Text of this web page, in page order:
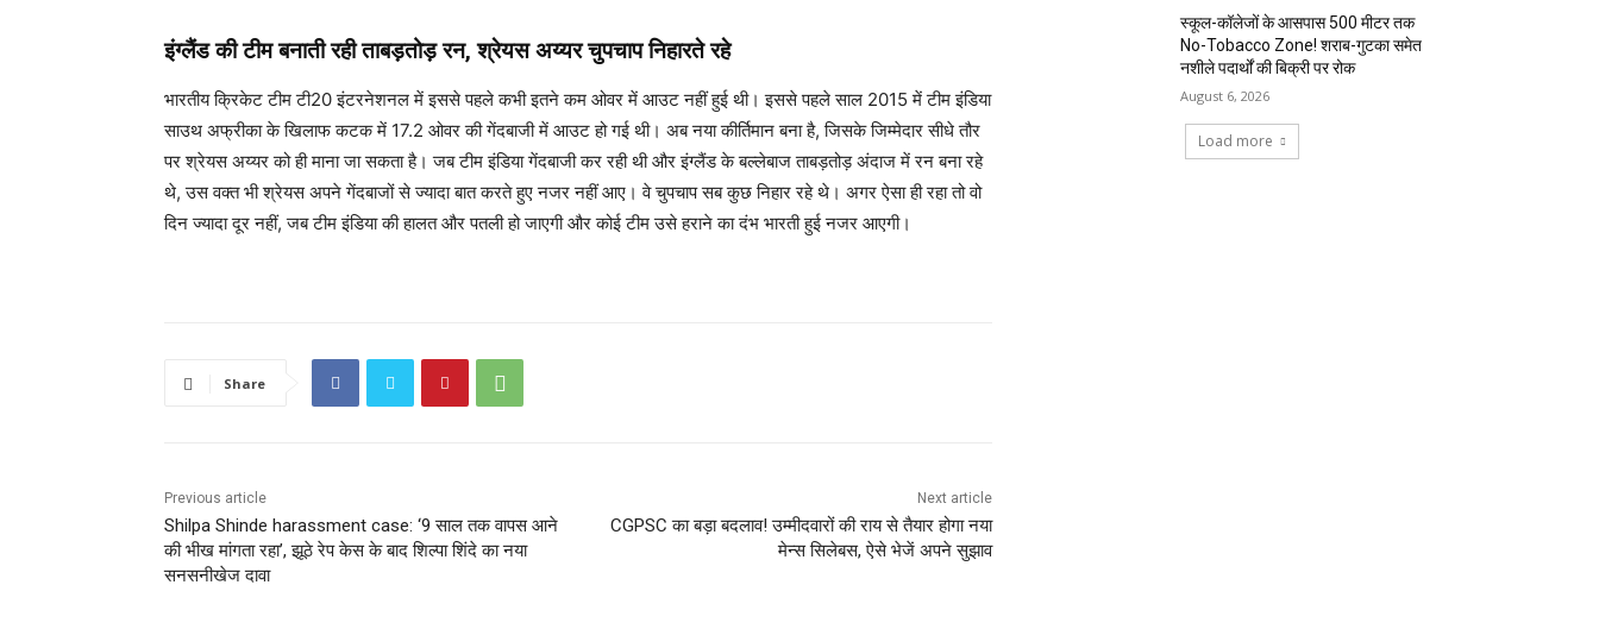
इंग्लैंड की टीम बनाती रही ताबड़तोड़ रन, श्रेयस अय्यर चुपचाप निहारते रहे
भारतीय क्रिकेट टीम टी20 इंटरनेशनल में इससे पहले कभी इतने कम ओवर में आउट नहीं हुई थी। इससे पहले साल 2015 में टीम इंडिया
साउथ अफ्रीका के खिलाफ कटक में 17.2 ओवर की गेंदबाजी में आउट हो गई थी। अब नया कीर्तिमान बना है, जिसके जिम्मेदार सीधे तौर
पर श्रेयस अय्यर को ही माना जा सकता है। जब टीम इंडिया गेंदबाजी कर रही थी और इंग्लैंड के बल्लेबाज ताबड़तोड़ अंदाज में रन बना रहे
थे, उस वक्त भी श्रेयस अपने गेंदबाजों से ज्यादा बात करते हुए नजर नहीं आए। वे चुपचाप सब कुछ निहार रहे थे। अगर ऐसा ही रहा तो वो
दिन ज्यादा दूर नहीं, जब टीम इंडिया की हालत और पतली हो जाएगी और कोई टीम उसे हराने का दंभ भारती हुई नजर आएगी।
Share
Previous article
Shilpa Shinde harassment case: ‘9 साल तक वापस आने
की भीख मांगता रहा’, झूठे रेप केस के बाद शिल्पा शिंदे का नया
सनसनीखेज दावा
Next article
CGPSC का बड़ा बदलाव! उम्मीदवारों की राय से तैयार होगा नया
मेन्स सिलेबस, ऐसे भेजें अपने सुझाव
स्कूल-कॉलेजों के आसपास 500 मीटर तक
No-Tobacco Zone! शराब-गुटका समेत
नशीले पदार्थों की बिक्री पर रोक
August 6, 2026
Load more